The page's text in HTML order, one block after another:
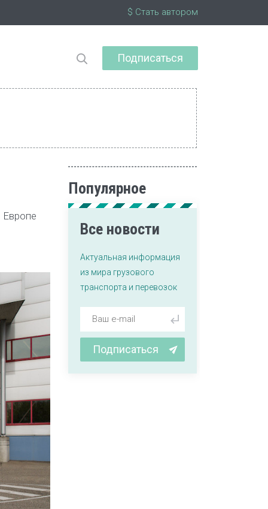
$ Стать автором
Подписаться
Европе
Популярное
Все новости
Актуальная информация
из мира грузового
транспорта и перевозок
Подписаться